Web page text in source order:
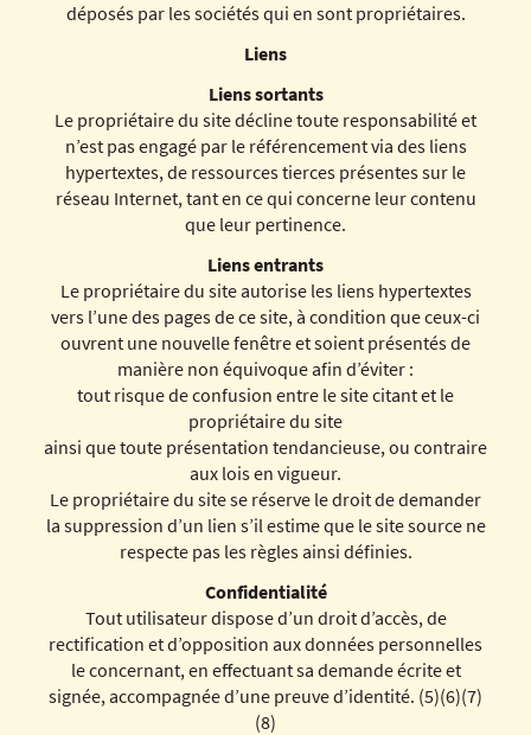
déposés par les sociétés qui en sont propriétaires.
Liens
Liens sortants
Le propriétaire du site décline toute responsabilité et
n’est pas engagé par le référencement via des liens
hypertextes, de ressources tierces présentes sur le
réseau Internet, tant en ce qui concerne leur contenu
que leur pertinence.
Liens entrants
Le propriétaire du site autorise les liens hypertextes
vers l’une des pages de ce site, à condition que ceux-ci
ouvrent une nouvelle fenêtre et soient présentés de
manière non équivoque afin d’éviter :
tout risque de confusion entre le site citant et le
propriétaire du site
ainsi que toute présentation tendancieuse, ou contraire
aux lois en vigueur.
Le propriétaire du site se réserve le droit de demander
la suppression d’un lien s’il estime que le site source ne
respecte pas les règles ainsi définies.
Confidentialité
Tout utilisateur dispose d’un droit d’accès, de
rectification et d’opposition aux données personnelles
le concernant, en effectuant sa demande écrite et
signée, accompagnée d’une preuve d’identité. (5)(6)(7)
(8)